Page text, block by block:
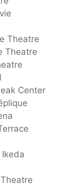
Theatre
Theatre
Center